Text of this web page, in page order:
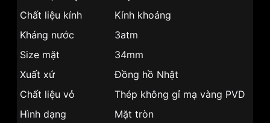
Chất liệu kính
Kính khoáng
Kháng nước
3atm
Size mặt
34mm
Xuất xứ
Đồng hồ Nhật
Chất liệu vỏ
Thép không gỉ mạ vàng PVD
Hình dạng
Mặt tròn